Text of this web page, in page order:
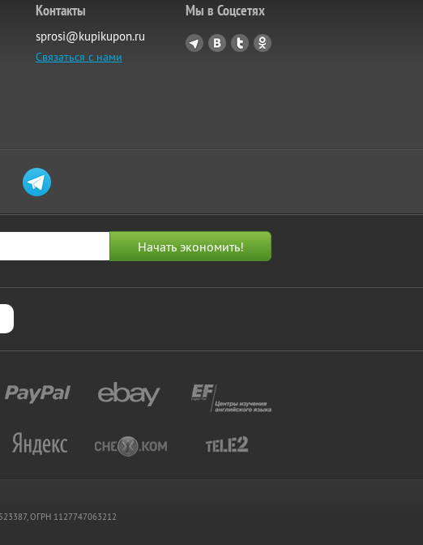
Контакты
sprosi@kupikupon.ru
Связаться с нами
Мы в Соцсетях
ОГРН 1127747063212